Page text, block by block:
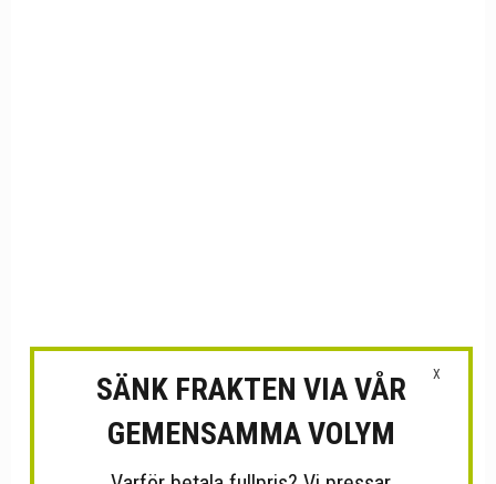
X
SÄNK FRAKTEN VIA VÅR
GEMENSAMMA VOLYM